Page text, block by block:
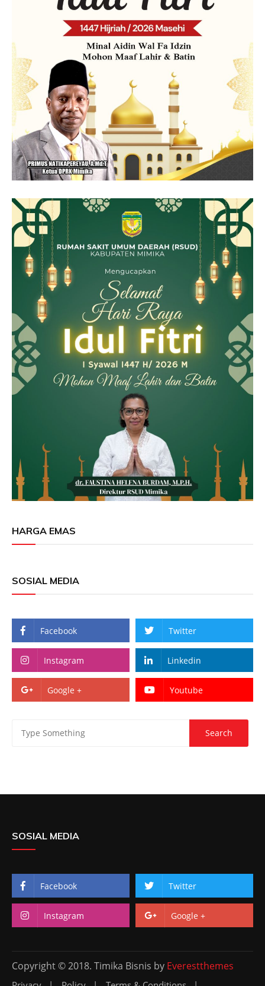
HARGA EMAS
SOSIAL MEDIA
Facebook Twitter
Instagram Linkedin
Google + Youtube
SOSIAL MEDIA
Facebook Twitter
Instagram Google +
Copyright © 2018. Timika Bisnis by Everestthemes